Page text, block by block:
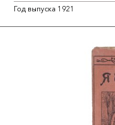
Год выпуска 1921